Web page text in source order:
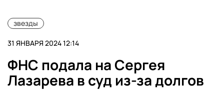
звезды
31 ЯНВАРЯ 2024 12:14
ФНС подала на Сергея
Лазарева в суд из-за долгов